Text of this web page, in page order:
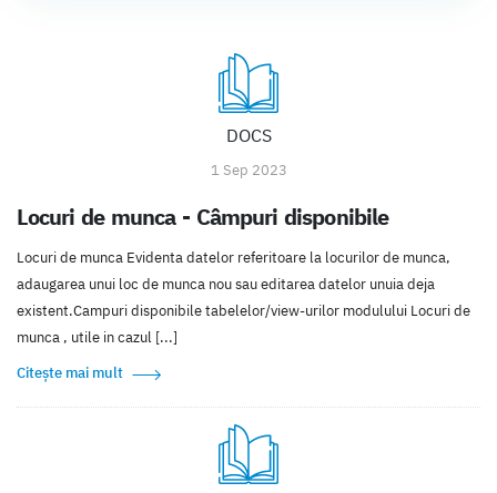
DOCS
1 Sep 2023
Locuri de munca - Câmpuri disponibile
Locuri de munca Evidenta datelor referitoare la locurilor de munca,
adaugarea unui loc de munca nou sau editarea datelor unuia deja
existent.Campuri disponibile tabelelor/view-urilor modulului Locuri de
munca , utile in cazul [...]
Citește mai mult